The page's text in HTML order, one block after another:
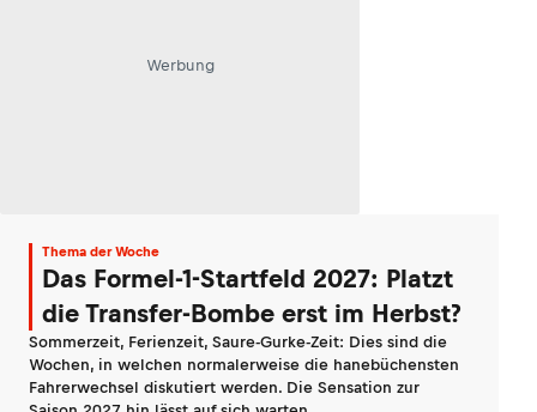
Werbung
Thema der Woche
Das Formel-1-Startfeld 2027: Platzt
die Transfer-Bombe erst im Herbst?
Sommerzeit, Ferienzeit, Saure-Gurke-Zeit: Dies sind die
Wochen, in welchen normalerweise die hanebüchensten
Fahrerwechsel diskutiert werden. Die Sensation zur